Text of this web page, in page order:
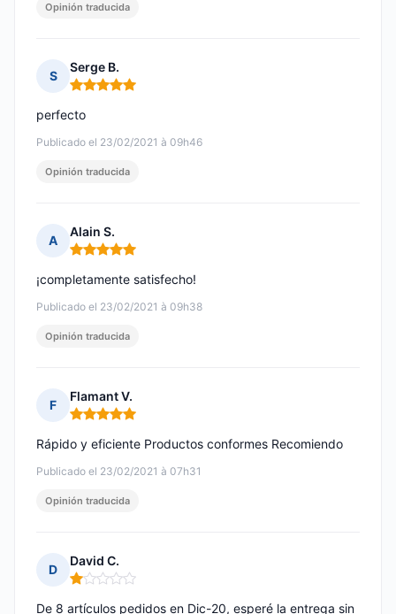
Opinión traducida
S
Serge B.
Nota: 5 de 5
Publicado el 23/02/2021 à 09h46
perfecto
Opinión traducida
A
Alain S.
Nota: 5 de 5
Publicado el 23/02/2021 à 09h38
¡completamente satisfecho!
Opinión traducida
F
Flamant V.
Nota: 5 de 5
Publicado el 23/02/2021 à 07h31
Rápido y eficiente Productos conformes Recomiendo
Opinión traducida
D
David C.
Nota: 1 de 5
De 8 artículos pedidos en Dic-20, esperé la entrega sin